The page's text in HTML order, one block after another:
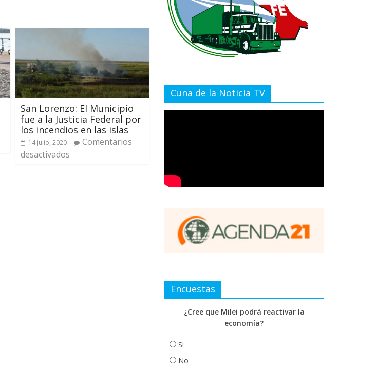
San Lorenzo: El Municipio
fue a la Justicia Federal por
los incendios en las islas
14 julio, 2020
Comentarios
desactivados
Cuna de la Noticia TV
Encuestas
¿Cree que Milei podrá reactivar la
economía?
Si
No